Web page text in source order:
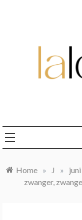
Home » J » juni
zwanger,